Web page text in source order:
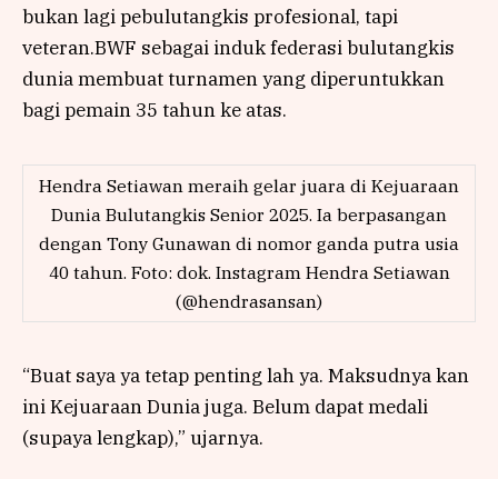
bukan lagi pebulutangkis profesional, tapi
veteran.BWF sebagai induk federasi bulutangkis
dunia membuat turnamen yang diperuntukkan
bagi pemain 35 tahun ke atas.
Hendra Setiawan meraih gelar juara di Kejuaraan
Dunia Bulutangkis Senior 2025. Ia berpasangan
dengan Tony Gunawan di nomor ganda putra usia
40 tahun. Foto: dok. Instagram Hendra Setiawan
(@hendrasansan)
“Buat saya ya tetap penting lah ya. Maksudnya kan
ini Kejuaraan Dunia juga. Belum dapat medali
(supaya lengkap),” ujarnya.